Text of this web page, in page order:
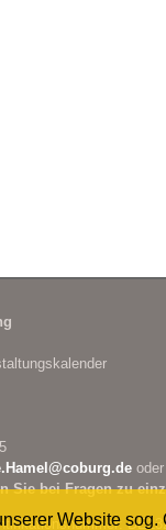
Website
coburg.de
Sie bei Fragen zu